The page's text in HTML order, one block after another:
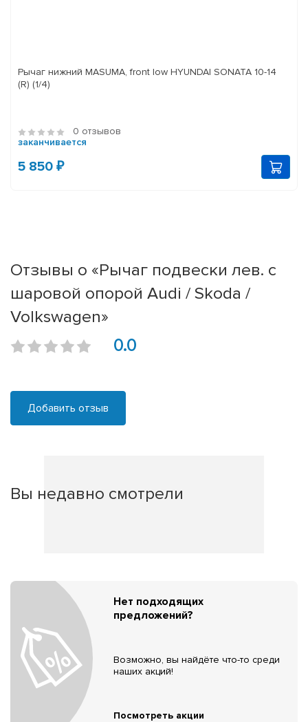
Рычаг нижний MASUMA, front low HYUNDAI SONATA 10-14
(R) (1/4)
0 отзывов
заканчивается
5 850 ₽
Отзывы о «Рычаг подвески лев. с
шаровой опорой Audi / Skoda /
Volkswagen»
0.0
Добавить отзыв
Вы недавно смотрели
Нет подходящих
предложений?
Возможно, вы найдёте что-то среди
наших акций!
Посмотреть акции